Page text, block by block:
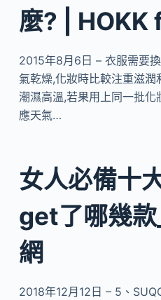
麼? | HOKK
2015年8月6日 – 衣服需要
氣乾燥,化妝時比較注重滋
潮濕高溫,若果用上同一批
應天氣…
女人必備十
get了哪幾
網
2018年12月12日 – 5、